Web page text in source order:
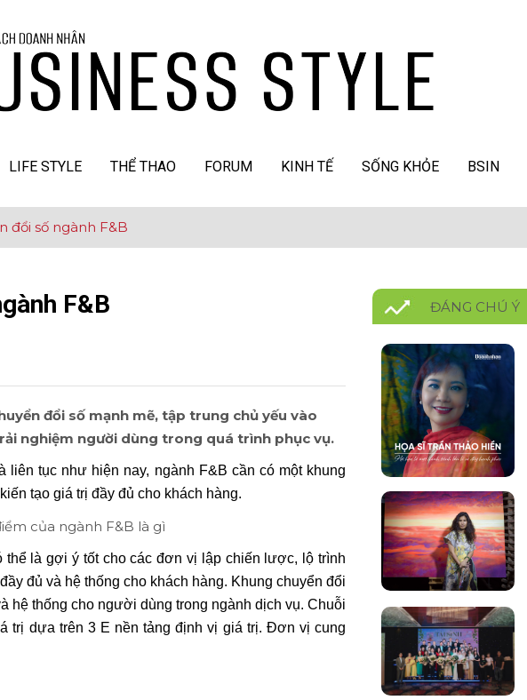
LIFE STYLE THỂ THAO FORUM KINH TẾ SỐNG KHỎE BSIN
đổi số ngành F&B
F&B
đổi số mạnh mẽ, tập trung chủ yếu vào
nghiệm người dùng trong quá trình phục vụ.
liên tục như hiện nay, ngành F&B cần có một khung
tạo giá trị đầy đủ cho khách hàng.
thể là gợi ý tốt cho các đơn vị lập chiến lược, lộ trình
đủ và hệ thống cho khách hàng. Khung chuyển đổi
hệ thống cho người dùng trong ngành dịch vụ. Chuỗi
trị dựa trên 3 E nền tảng định vị giá trị. Đơn vị cung
ĐÁNG CHÚ Ý